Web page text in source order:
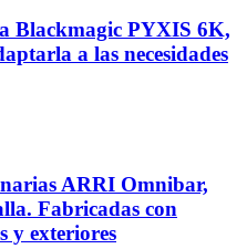
Blackmagic PYXIS 6K,
a las necesidades
ARRI Omnibar,
Fabricadas con
y exteriores